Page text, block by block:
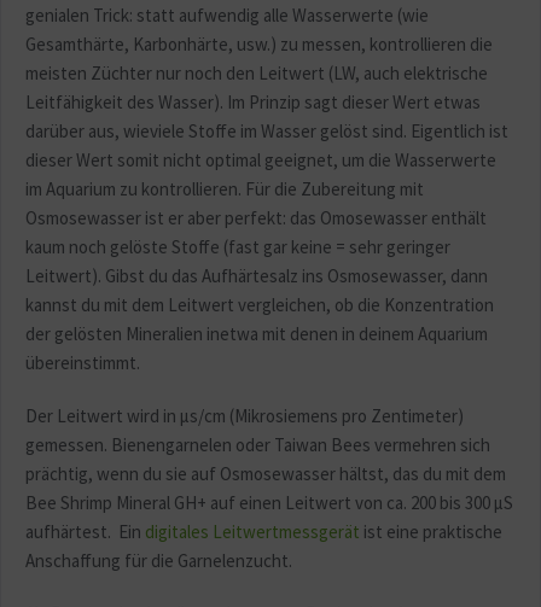
genialen Trick: statt aufwendig alle Wasserwerte (wie
Gesamthärte, Karbonhärte, usw.) zu messen, kontrollieren die
meisten Züchter nur noch den Leitwert (LW, auch elektrische
Leitfähigkeit des Wasser). Im Prinzip sagt dieser Wert etwas
darüber aus, wieviele Stoffe im Wasser gelöst sind. Eigentlich ist
dieser Wert somit nicht optimal geeignet, um die Wasserwerte
im Aquarium zu kontrollieren. Für die Zubereitung mit
Osmosewasser ist er aber perfekt: das Omosewasser enthält
kaum noch gelöste Stoffe (fast gar keine = sehr geringer
Leitwert). Gibst du das Aufhärtesalz ins Osmosewasser, dann
kannst du mit dem Leitwert vergleichen, ob die Konzentration
der gelösten Mineralien inetwa mit denen in deinem Aquarium
übereinstimmt.
Der Leitwert wird in µs/cm (Mikrosiemens pro Zentimeter)
gemessen. Bienengarnelen oder Taiwan Bees vermehren sich
prächtig, wenn du sie auf Osmosewasser hältst, das du mit dem
Bee Shrimp Mineral GH+ auf einen Leitwert von ca. 200 bis 300 µS
aufhärtest. Ein digitales Leitwertmessgerät ist eine praktische
Anschaffung für die Garnelenzucht.